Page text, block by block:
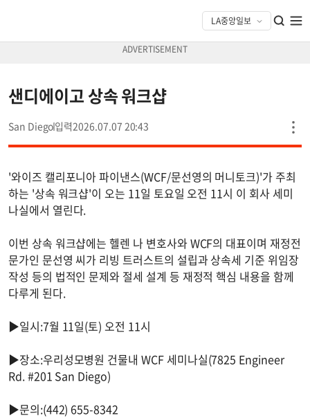
샌디에이고 상속 워크샵
San Diego 2026.07.07 20:43
'와이즈 캘리포니아 파이낸스(WCF/문선영의 머니토크)'가 주최
하는 '상속 워크샵'이 오는 11일 토요일 오전 11시 이 회사 세미
나실에서 열린다.
이번 상속 워크샵에는 헬렌 나 변호사와 WCF의 대표이며 재정전
문가인 문선영 씨가 리빙 트러스트의 설립과 상속세 기준 위임장
작성 등의 법적인 문제와 절세 설계 등 재정적 핵심 내용을 함께
다루게 된다.
▶일시:7월 11일(토) 오전 11시
▶장소:우리성모병원 건물내 WCF 세미나실(7825 Engineer
Rd. #201 San Diego)
▶문의:(442) 655-8342